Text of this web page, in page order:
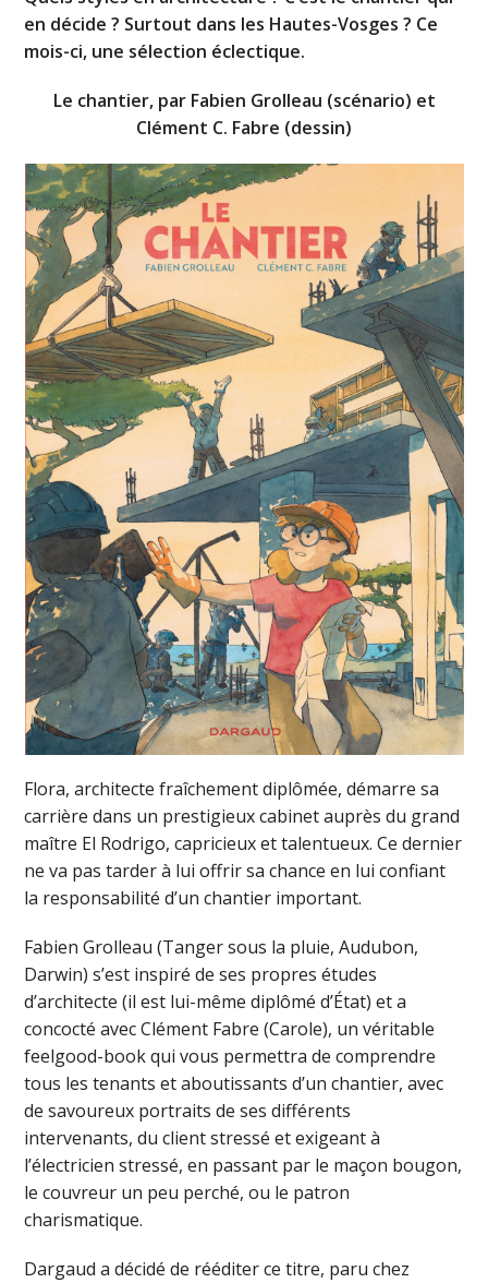
en décide ? Surtout dans les Hautes-Vosges ? Ce
mois-ci, une sélection éclectique.
Le chantier, par Fabien Grolleau (scénario) et
Clément C. Fabre (dessin)
Flora, architecte fraîchement diplômée, démarre sa
carrière dans un prestigieux cabinet auprès du grand
maître El Rodrigo, capricieux et talentueux. Ce dernier
ne va pas tarder à lui offrir sa chance en lui confiant
la responsabilité d’un chantier important.
Fabien Grolleau (Tanger sous la pluie, Audubon,
Darwin) s’est inspiré de ses propres études
d’architecte (il est lui-même diplômé d’État) et a
concocté avec Clément Fabre (Carole), un véritable
feelgood-book qui vous permettra de comprendre
tous les tenants et aboutissants d’un chantier, avec
de savoureux portraits de ses différents
intervenants, du client stressé et exigeant à
l’électricien stressé, en passant par le maçon bougon,
le couvreur un peu perché, ou le patron
charismatique.
Dargaud a décidé de rééditer ce titre, paru chez